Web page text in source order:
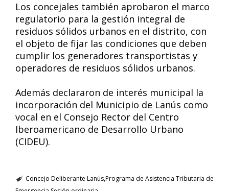
Los concejales también aprobaron el marco
regulatorio para la gestión integral de
residuos sólidos urbanos en el distrito, con
el objeto de fijar las condiciones que deben
cumplir los generadores transportistas y
operadores de residuos sólidos urbanos.
Además declararon de interés municipal la
incorporación del Municipio de Lanús como
vocal en el Consejo Rector del Centro
Iberoamericano de Desarrollo Urbano
(CIDEU).
Concejo Deliberante LanúsPrograma de Asistencia Tributaria de